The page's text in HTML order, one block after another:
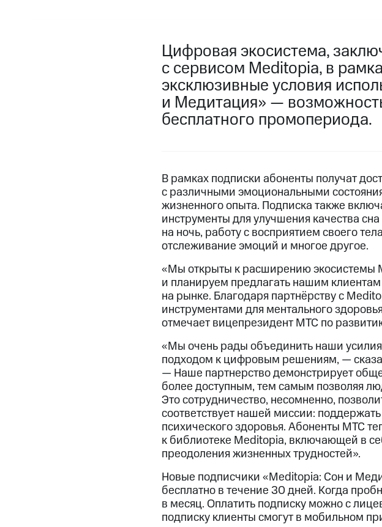
Цифровая экосистема,
с сервисом Meditopia, в
эксклюзивные условия
и Медитация» —
бесплатного промопериода.
В рамках подписки абоненты получат
с различными эмоциональными
жизненного опыта. Подписка также
инструменты для улучшения качества
на ночь, работу с восприятием своего
отслеживание эмоций и многое другое.
«Мы открыты к расширению
и планируем предлагать нашим
на рынке. Благодаря партнёрству с
инструментами для ментального
отмечает вицепрезидент МТС по
«Мы очень рады объединить наши
подходом к цифровым решениям, —
— Наше партнерство демонстрирует
более доступным, тем самым позволяя
Это сотрудничество, несомненно,
соответствует нашей миссии:
психического здоровья. Абоненты МТС
к библиотеке Meditopia, включающей в
преодоления жизненных трудностей».
Новые подписчики «Meditopia: Сон и
бесплатно в течение 30 дней. Когда
в месяц. Оплатить подписку можно с
подписку клиенты смогут в мобильном